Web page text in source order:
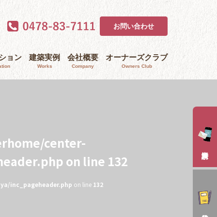
お問い合わせ
ョン 建築実例
Works
会社概要
Company
オーナーズクラブ
Owners Club
center-
on line 132
inc_pageheader.php on line 132